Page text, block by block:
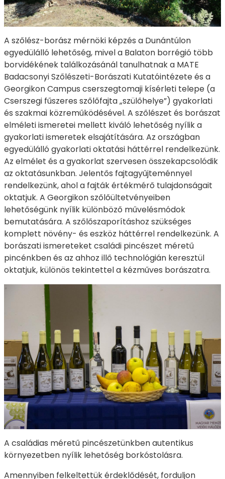
A szőlész-borász mérnöki képzés a Dunántúlon
egyedülálló lehetőség, mivel a Balaton borrégió több
borvidékének találkozásánál tanulhatnak a MATE
Badacsonyi Szőlészeti-Borászati Kutatóintézete és a
Georgikon Campus cserszegtomaji kísérleti telepe (a
Cserszegi fűszeres szőlőfajta „szülőhelye”) gyakorlati
és szakmai közreműködésével. A szőlészet és borászat
elméleti ismeretei mellett kiváló lehetőség nyílik a
gyakorlati ismeretek elsajátítására. Az országban
egyedülálló gyakorlati oktatási háttérrel rendelkezünk.
Az elmélet és a gyakorlat szervesen összekapcsolódik
az oktatásunkban. Jelentős fajtagyűjteménnyel
rendelkezünk, ahol a fajták értékmérő tulajdonságait
oktatjuk. A Georgikon szőlőültetvényeiben
lehetőségünk nyílik különböző művelésmódok
bemutatására. A szőlőszaporításhoz szükséges
komplett növény- és eszköz háttérrel rendelkezünk. A
borászati ismereteket családi pincészet méretű
pincénkben és az ahhoz illő technológián keresztül
oktatjuk, különös tekintettel a kézműves borászatra.
A családias méretű pincészetünkben autentikus
környezetben nyílik lehetőség borkóstolásra.
Amennyiben felkeltettük érdeklődését, forduljon